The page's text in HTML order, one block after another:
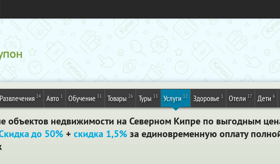
Развлечения 24 Авто 1 Обучение 31 Товары 26 Туры 13 Услуги 12 Здоровье 1 Отели 17 Дети 6
объектов недвижимости на Северном Кипре по выгодным
до 50%+ скидка 1,5%за единовременную оплату